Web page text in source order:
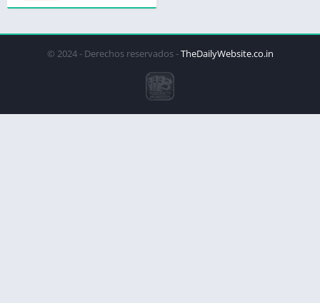
© 2024 - Derechos reservados -TheDailyWebsite.co.in